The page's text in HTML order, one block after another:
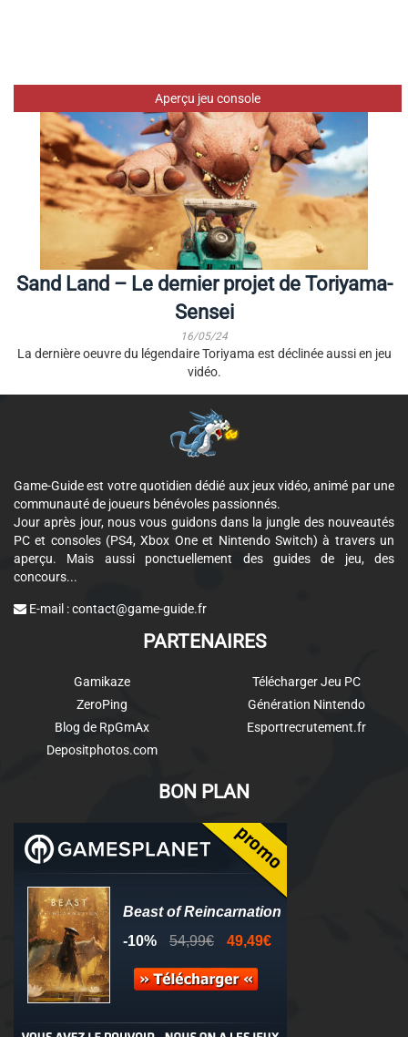
Aperçu jeu console
Sand Land – Le dernier projet de Toriyama-
Sensei
16/05/24
La dernière oeuvre du légendaire Toriyama est déclinée aussi en jeu
vidéo.
Game-Guide est votre quotidien dédié aux jeux vidéo, animé par une
communauté de joueurs bénévoles passionnés.
Jour après jour, nous vous guidons dans la jungle des nouveautés
PC et consoles (PS4, Xbox One et Nintendo Switch) à travers un
aperçu. Mais aussi ponctuellement des guides de jeu, des
concours...
E-mail :contact@game-guide.fr
PARTENAIRES
Gamikaze
ZeroPing
Blog de RpGmAx
Depositphotos.com
Télécharger Jeu PC
Génération Nintendo
Esportrecrutement.fr
BON PLAN